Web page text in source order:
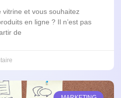
vitrine et vous souhaitez
en ligne ? Il n’est pas
de